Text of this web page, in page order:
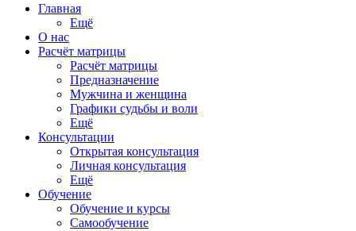
Главная
Ещё
О нас
Расчёт матрицы
Расчёт матрицы
Предназначение
Мужчина и женщина
Графики судьбы и воли
Ещё
Консультации
Открытая консультация
Личная консультация
Ещё
Обучение
Обучение и курсы
Самообучение